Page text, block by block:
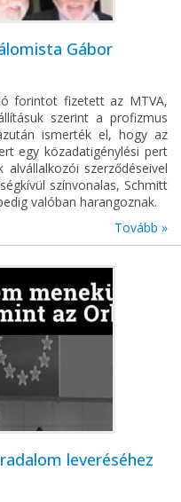
Gábor
forintot fizetett az MTVA,
szerint a profizmus
ismerték el, hogy az
egy közadatigénylési pert
szerződéseivel
színvonalas, Schmitt
valóban harangoznak.
Tovább »
leveréséhez